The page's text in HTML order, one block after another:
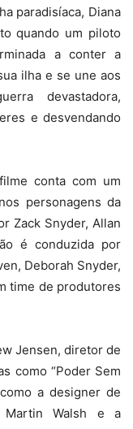
paradisíaca, Diana
quando um piloto
a conter a
ilha e se une aos
devastadora,
e desvendando
conta com um
personagens da
Zack Snyder, Allan
é conduzida por
Deborah Snyder,
time de produtores
Jensen, diretor de
como “Poder Sem
a designer de
Martin Walsh e a